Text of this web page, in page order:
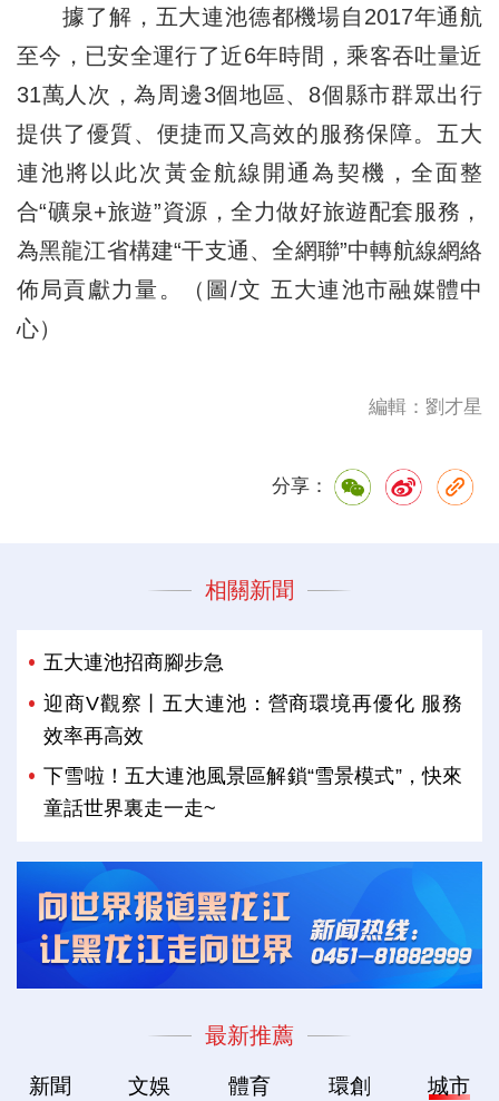
據了解，五大連池德都機場自2017年通航
至今，已安全運行了近6年時間，乘客吞吐量近
31萬人次，為周邊3個地區、8個縣市群眾出行
提供了優質、便捷而又高效的服務保障。五大
連池將以此次黃金航線開通為契機，全面整
合“礦泉+旅遊”資源，全力做好旅遊配套服務，
為黑龍江省構建“干支通、全網聯”中轉航線網絡
佈局貢獻力量。（圖/文 五大連池市融媒體中
心）
編輯：劉才星
分享：
相關新聞
五大連池招商腳步急
迎商V觀察丨五大連池：營商環境再優化 服務
效率再高效
下雪啦！五大連池風景區解鎖“雪景模式”，快來
童話世界裏走一走~
最新推薦
新聞 文娛 體育 環創 城市